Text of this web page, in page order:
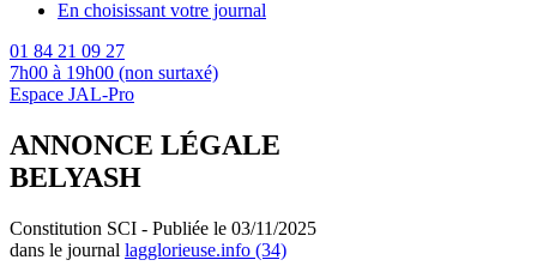
En choisissant votre journal
01 84 21 09 27
7h00 à 19h00 (non surtaxé)
Espace JAL-Pro
ANNONCE LÉGALE
BELYASH
Constitution SCI - Publiée le 03/11/2025
dans le journal lagglorieuse.info (34)